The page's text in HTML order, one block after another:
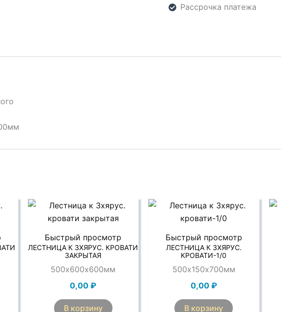
Рассрочка платежа
Быстрый просмотр
ЛЕСТНИЦА К 3ХЯРУС. КРОВАТИ
ЗАКРЫТАЯ
500х600х600мм
0,00₽
В корзину
Быстрый просмотр
ЛЕСТНИЦА К 3ХЯРУС.
КРОВАТИ-1/0
500х150х700мм
0,00 ₽
В корзину